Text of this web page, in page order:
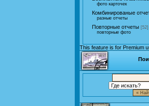
фото карточек
Комбинированые
разные отчеты
Повторные отчеты [52]
повторные фото
This feature is for Premium